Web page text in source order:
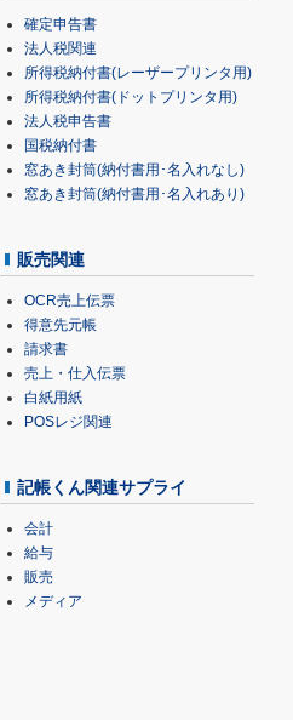
確定申告書
法人税関連
所得税納付書(レーザープリンタ用)
所得税納付書(ドットプリンタ用)
法人税申告書
国税納付書
窓あき封筒(納付書用･名入れなし)
窓あき封筒(納付書用･名入れあり)
販売関連
OCR売上伝票
得意先元帳
請求書
売上・仕入伝票
白紙用紙
POSレジ関連
記帳くん関連サプライ
会計
給与
販売
メディア